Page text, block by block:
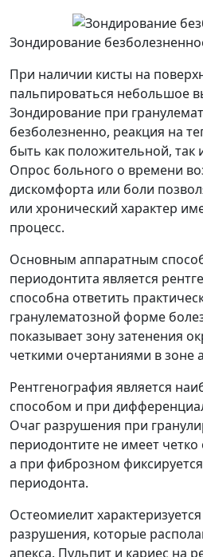
Зондирование
При наличии кисты на
пальпироваться небольшое
Зондирование при
безболезненно, реакция на
быть как положительной, так
Опрос больного о времени
дискомфорта или боли
или хронический характер
процесс.
Основным аппаратным
периодонтита является
способна ответить
гранулематозной форме
показывает зону затенения
четкими очертаниями в зоне
Рентгенография является
способом и при
Очаг разрушения при
периодонтите не имеет
а при фиброзном
периодонта.
Остеомиелит
разрушения, которые
апекса. Пульпит и кариес на